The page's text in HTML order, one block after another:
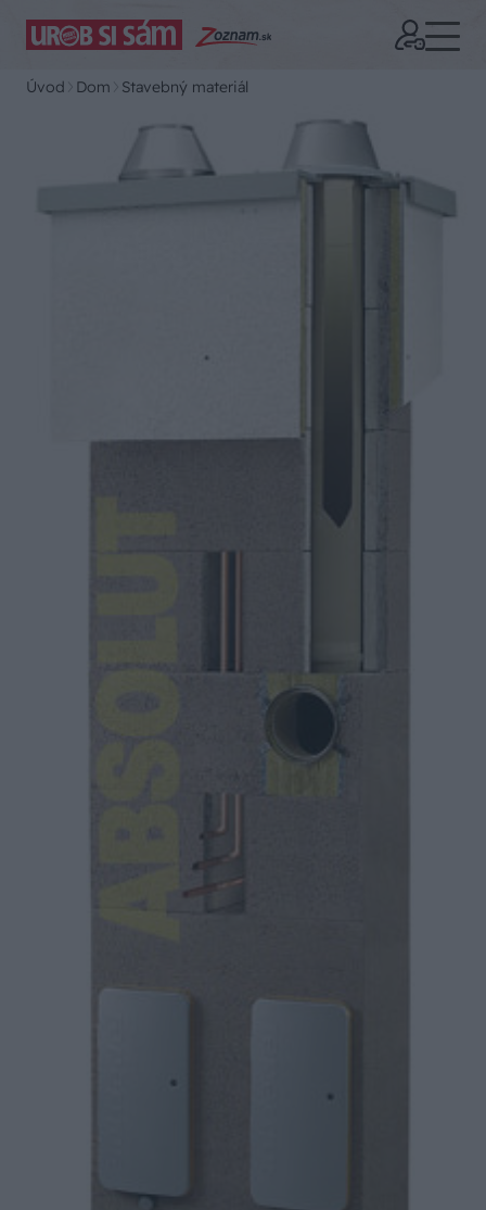
Úvod Dom Stavebný materiál